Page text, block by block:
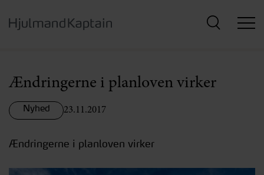
hovedindhold
Ændringerne i planloven virker
Nyhed 23.11.2017
Ændringerne i planloven virker